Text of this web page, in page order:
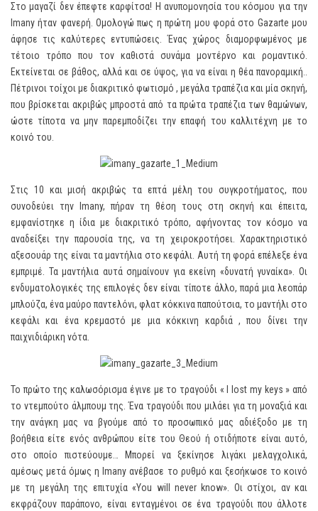
Στο μαγαζί δεν έπεφτε καρφίτσα! Η ανυπομονησία του κόσμου για την
Imany ήταν φανερή. Ομολογώ πως η πρώτη μου φορά στο Gazarte μου
άφησε τις καλύτερες εντυπώσεις. Ένας χώρος διαμορφωμένος με
τέτοιο τρόπο που τον καθιστά συνάμα μοντέρνο και ρομαντικό.
Εκτείνεται σε βάθος, αλλά και σε ύψος, για να είναι η θέα πανοραμική..
Πέτρινοι τοίχοι με διακριτικό φωτισμό , μεγάλα τραπέζια και μία σκηνή,
που βρίσκεται ακριβώς μπροστά από τα πρώτα τραπέζια των θαμώνων,
ώστε τίποτα να μην παρεμποδίζει την επαφή του καλλιτέχνη με το
κοινό του.
Στις 10 και μισή ακριβώς τα επτά μέλη του συγκροτήματος, που
συνοδεύει την Imany, πήραν τη θέση τους στη σκηνή και έπειτα,
εμφανίστηκε η ίδια με διακριτικό τρόπο, αφήνοντας τον κόσμο να
αναδείξει την παρουσία της, να τη χειροκροτήσει. Χαρακτηριστικό
αξεσουάρ της είναι τα μαντήλια στο κεφάλι. Αυτή τη φορά επέλεξε ένα
εμπριμέ. Τα μαντήλια αυτά σημαίνουν για εκείνη «δυνατή γυναίκα». Οι
ενδυματολογικές της επιλογές δεν είναι τίποτε άλλο, παρά μια λεοπάρ
μπλούζα, ένα μαύρο παντελόνι, φλατ κόκκινα παπούτσια, το μαντήλι στο
κεφάλι και ένα κρεμαστό με μια κόκκινη καρδιά , που δίνει την
παιχνιδιάρικη νότα.
Το πρώτο της καλωσόρισμα έγινε με το τραγούδι « I lost my keys » από
το ντεμπούτο άλμπουμ της. Ένα τραγούδι που μιλάει για τη μοναξιά και
την ανάγκη μας να βγούμε από το προσωπικό μας αδιέξοδο με τη
βοήθεια είτε ενός ανθρώπου είτε του Θεού ή οτιδήποτε είναι αυτό,
στο οποίο πιστεύουμε… Μπορεί να ξεκίνησε λιγάκι μελαγχολικά,
αμέσως μετά όμως η Imany ανέβασε το ρυθμό και ξεσήκωσε το κοινό
με τη μεγάλη της επιτυχία «You will never know». Οι στίχοι, αν και
εκφράζουν παράπονο, είναι ενταγμένοι σε ένα τραγούδι που άλλοτε